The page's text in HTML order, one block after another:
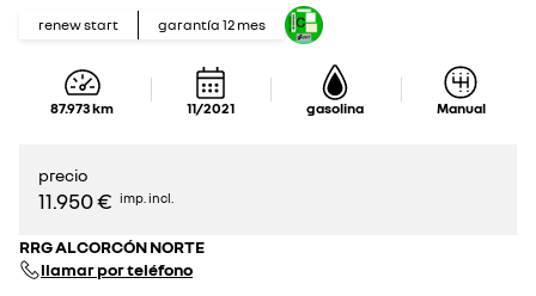
renew start garantía 12 mes
87.973km 11/2021 gasolina Manual
precio
11.950 € imp. incl.
RRG ALCORCÓN NORTE
llamar por teléfono